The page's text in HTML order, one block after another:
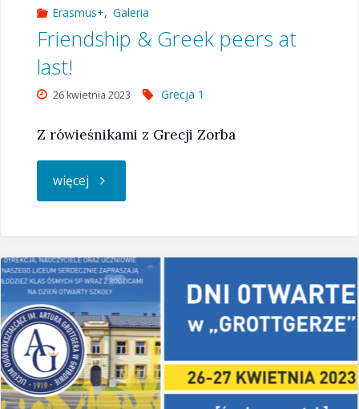
Erasmus+, Galeria
Friendship & Greek peers at
last!
26 kwietnia 2023 Grecja 1
Z rówieśnikami z Grecji Zorba
więcej "Friendship
Greek
peers
at
last!"